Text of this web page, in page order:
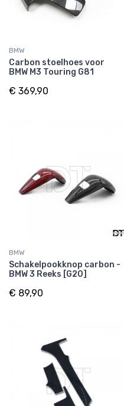
BMW
Carbon stoelhoes voor
BMW M3 Touring G81
€ 369,90
BMW
Schakelpookknop carbon -
BMW 3 Reeks [G20]
€ 89,90